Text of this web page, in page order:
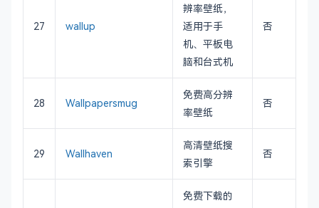
27 wallup
辨率壁纸，
适用于手
机、平板电
脑和台式机
否
28 Wallpapersmug
免费高分辨
率壁纸
否
29 Wallhaven
高清壁纸搜
索引擎
否
免费下载的